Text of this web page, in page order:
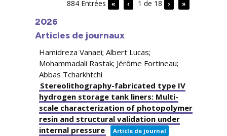
884 Entrées « ‹ 1 de 18 › »
2026
Articles de journaux
Hamidreza Vanaei; Albert Lucas;
Mohammadali Rastak; Jérôme Fortineau;
Abbas Tcharkhtchi
Stereolithography-fabricated type IV
hydrogen storage tank liners: Multi-
scale characterization of photopolymer
resin and structural validation under
internal pressure
Article de journal